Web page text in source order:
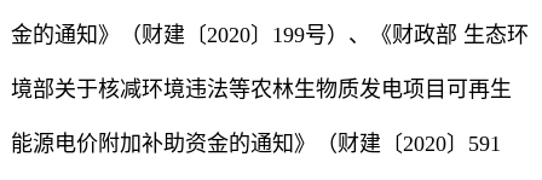
金的通知》（财建〔2020〕199号）、《财政部 生态环
境部关于核减环境违法等农林生物质发电项目可再生
能源电价附加补助资金的通知》（财建〔2020〕591